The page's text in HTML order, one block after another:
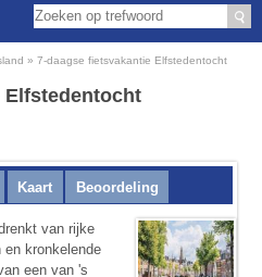
7-daagse fietsvakantie Elfstedentocht
Elfstedentocht
Kaart Beoordeling
van rijke
en kronkelende
een van 's